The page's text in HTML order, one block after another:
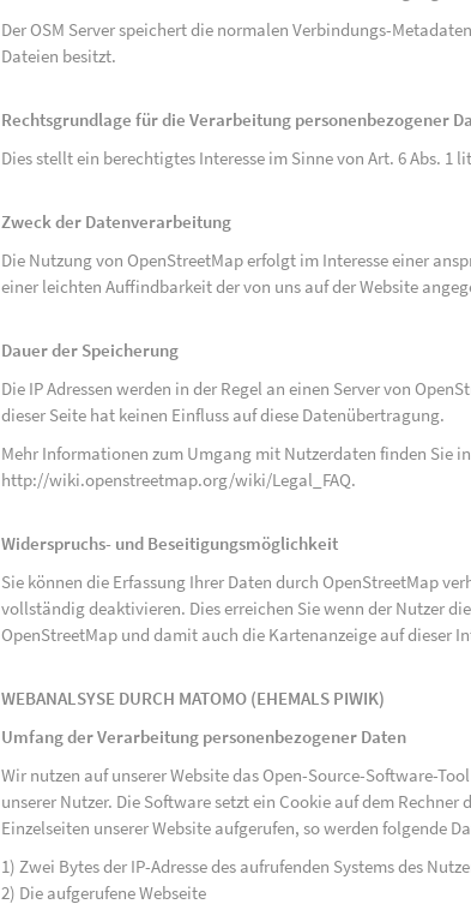
Der OSM Server speichert die normalen Verbindungs-
Dateien besitzt.
Rechtsgrundlage für die Verarbeitung personenbezogener
Dies stellt ein berechtigtes Interesse im Sinne von Art. 6 Abs. 1
Zweck der Datenverarbeitung
Die Nutzung von OpenStreetMap erfolgt im Interesse einer
einer leichten Auffindbarkeit der von uns auf der Website
Dauer der Speicherung
Die IP Adressen werden in der Regel an einen Server von
dieser Seite hat keinen Einfluss auf diese Datenübertragung.
Mehr Informationen zum Umgang mit Nutzerdaten finden Sie
http://wiki.openstreetmap.org/wiki/Legal_FAQ.
Widerspruchs- und Beseitigungsmöglichkeit
Sie können die Erfassung Ihrer Daten durch OpenStreetMap
vollständig deaktivieren. Dies erreichen Sie wenn der Nutzer
OpenStreetMap und damit auch die Kartenanzeige auf dieser
WEBANALSYSE DURCH MATOMO (EHEMALS PIWIK)
Umfang der Verarbeitung personenbezogener Daten
Wir nutzen auf unserer Website das Open-Source-Software-
unserer Nutzer. Die Software setzt ein Cookie auf dem Rechner
Einzelseiten unserer Website aufgerufen, so werden folgende
1) Zwei Bytes der IP-Adresse des aufrufenden Systems des
2) Die aufgerufene Webseite